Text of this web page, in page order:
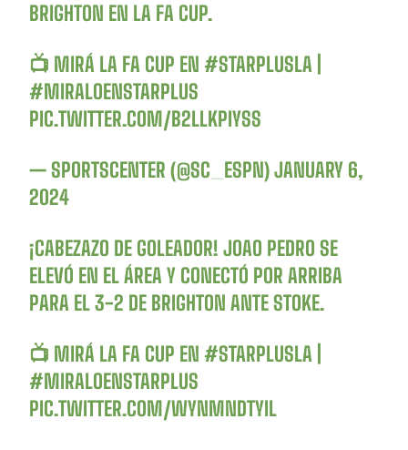
BRIGHTON EN LA FA CUP.
📺 MIRÁ LA FA CUP EN#STARPLUSLA
#MIRALOENSTARPLUS
PIC.TWITTER.COM/B2LLKPIYSS
— SPORTSCENTER (@SC_ESPN)JANUARY 6,
2024
¡CABEZAZO DE GOLEADOR! JOAO PEDRO SE
ELEVÓ EN EL ÁREA Y CONECTÓ POR ARRIBA
PARA EL 3-2 DE BRIGHTON ANTE STOKE.
📺 MIRÁ LA FA CUP EN#STARPLUSLA
#MIRALOENSTARPLUS
PIC.TWITTER.COM/WYNMNDTYIL